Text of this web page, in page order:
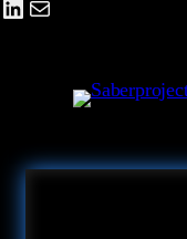
Mail